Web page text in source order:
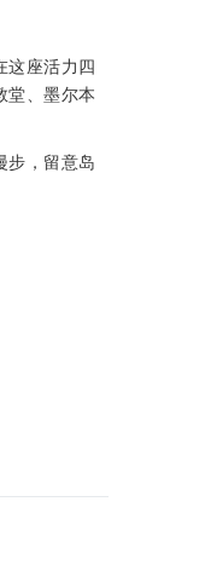
这座活力四
堂、墨尔本
步，留意岛